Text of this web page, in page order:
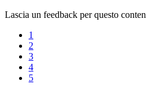
Lascia un feedback per questo
1
2
3
4
5